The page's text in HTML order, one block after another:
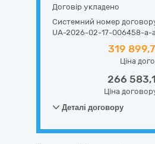
Договір укладено
Системний номер
UA-2026-02-17-006458-a-
319
Ціна
266
Ціна
Деталі договору